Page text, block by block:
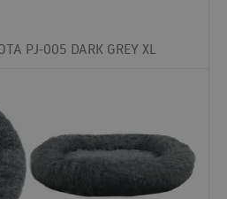
PJ-005 DARK GREY XL